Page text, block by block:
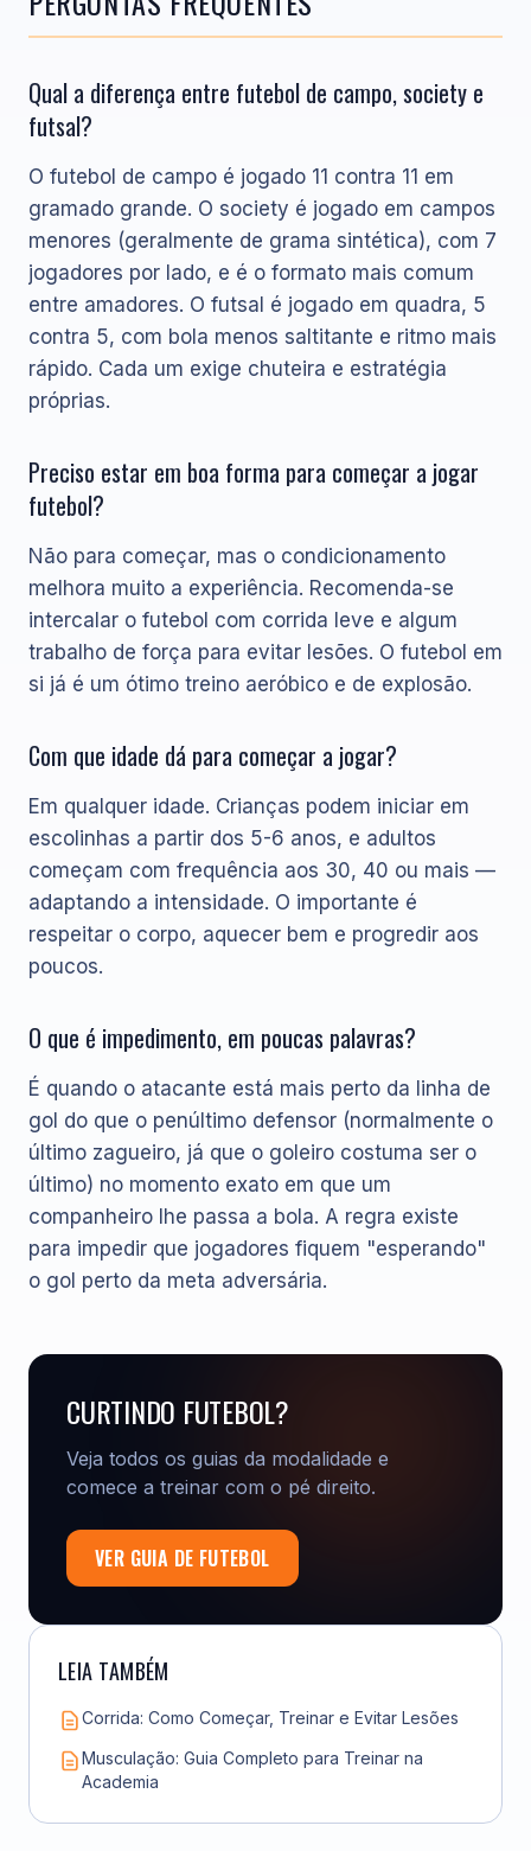
Qual a diferença entre futebol de campo, society e
futsal?
O futebol de campo é jogado 11 contra 11 em
gramado grande. O society é jogado em campos
menores (geralmente de grama sintética), com 7
jogadores por lado, e é o formato mais comum
entre amadores. O futsal é jogado em quadra, 5
contra 5, com bola menos saltitante e ritmo mais
rápido. Cada um exige chuteira e estratégia
próprias.
Preciso estar em boa forma para começar a jogar
futebol?
Não para começar, mas o condicionamento
melhora muito a experiência. Recomenda-se
intercalar o futebol com corrida leve e algum
trabalho de força para evitar lesões. O futebol em
si já é um ótimo treino aeróbico e de explosão.
Com que idade dá para começar a jogar?
Em qualquer idade. Crianças podem iniciar em
escolinhas a partir dos 5-6 anos, e adultos
começam com frequência aos 30, 40 ou mais —
adaptando a intensidade. O importante é
respeitar o corpo, aquecer bem e progredir aos
poucos.
O que é impedimento, em poucas palavras?
É quando o atacante está mais perto da linha de
gol do que o penúltimo defensor (normalmente o
último zagueiro, já que o goleiro costuma ser o
último) no momento exato em que um
companheiro lhe passa a bola. A regra existe
para impedir que jogadores fiquem "esperando"
o gol perto da meta adversária.
CURTINDO FUTEBOL?
Veja todos os guias da modalidade e
comece a treinar com o pé direito.
VER GUIA DE FUTEBOL
LEIA TAMBÉM
Corrida: Como Começar, Treinar e Evitar Lesões
Musculação: Guia Completo para Treinar na
Academia